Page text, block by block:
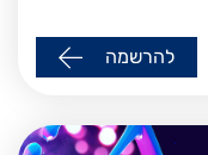
להרשמה